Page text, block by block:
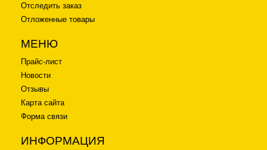
Отследить заказ
Отложенные товары
МЕНЮ
Прайс-лист
Новости
Отзывы
Карта сайта
Форма связи
ИНФОРМАЦИЯ